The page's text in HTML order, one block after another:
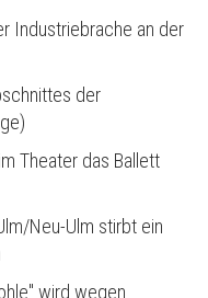
Industriebrache an der
der
Theater das Ballett
Neu-Ulm stirbt ein
wird wegen